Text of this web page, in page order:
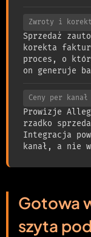
Zwroty i
Sprzedaż
korekta
proces, o
on generuje
Ceny per kanał
Prowizje
rzadko
Integracja
kanał, a nie
Gotowa
szyta